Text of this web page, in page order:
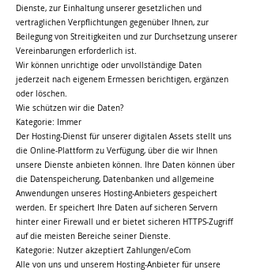
Dienste, zur Einhaltung unserer gesetzlichen und
vertraglichen Verpflichtungen gegenüber Ihnen, zur
Beilegung von Streitigkeiten und zur Durchsetzung unserer
Vereinbarungen erforderlich ist.
Wir können unrichtige oder unvollständige Daten
jederzeit nach eigenem Ermessen berichtigen, ergänzen
oder löschen.
Wie schützen wir die Daten?
Kategorie: Immer
Der Hosting-Dienst für unserer digitalen Assets stellt uns
die Online-Plattform zu Verfügung, über die wir Ihnen
unsere Dienste anbieten können. Ihre Daten können über
die Datenspeicherung, Datenbanken und allgemeine
Anwendungen unseres Hosting-Anbieters gespeichert
werden. Er speichert Ihre Daten auf sicheren Servern
hinter einer Firewall und er bietet sicheren HTTPS-Zugriff
auf die meisten Bereiche seiner Dienste.
Kategorie: Nutzer akzeptiert Zahlungen/eCom
Alle von uns und unserem Hosting-Anbieter für unsere